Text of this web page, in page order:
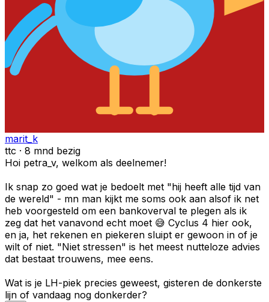
marit_k
ttc · 8 mnd bezig
Hoi petra_v, welkom als deelnemer!
Ik snap zo goed wat je bedoelt met "hij heeft alle tijd van
de wereld" - mn man kijkt me soms ook aan alsof ik net
heb voorgesteld om een bankoverval te plegen als ik
zeg dat het vanavond echt moet 😅 Cyclus 4 hier ook,
en ja, het rekenen en piekeren sluipt er gewoon in of je
wilt of niet. "Niet stressen" is het meest nutteloze advies
dat bestaat trouwens, mee eens.
Wat is je LH-piek precies geweest, gisteren de donkerste
lijn of vandaag nog donkerder?